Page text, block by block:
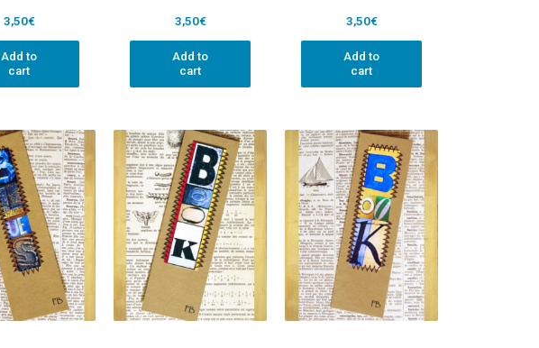
3,50€
Add to
cart
3,50€
Add to
cart
3,50€
Add to
cart